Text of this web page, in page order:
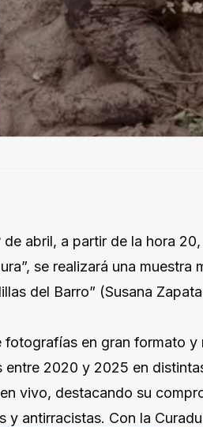
de abril, a partir de la hora
se realizará una
del Barro” (Susana
fotografías en gran formato
entre 2020 y 2025 en
vivo, destacando su
y antirracistas. Con la